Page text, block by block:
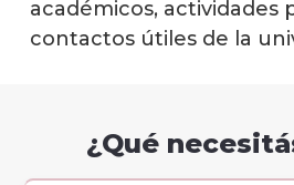
académicos, actividades
contactos útiles de la
¿Qué